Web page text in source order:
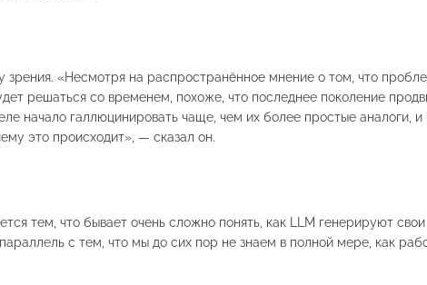
зрения. «Несмотря на распространённое мнение о том, что
решаться со временем, похоже, что последнее поколение
начало галлюцинировать чаще, чем их более простые аналоги, и
это происходит», — сказал он.
тем, что бывает очень сложно понять, как LLM генерируют свои
с тем, что мы до сих пор не знаем в полной мере, как